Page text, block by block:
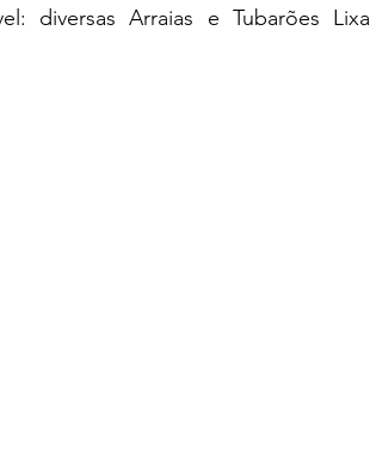
diversas Arraias e Tubarões Lixa